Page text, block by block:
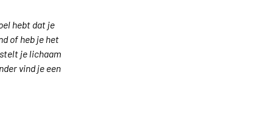
hebt dat je
of heb je het
je lichaam
vind je een